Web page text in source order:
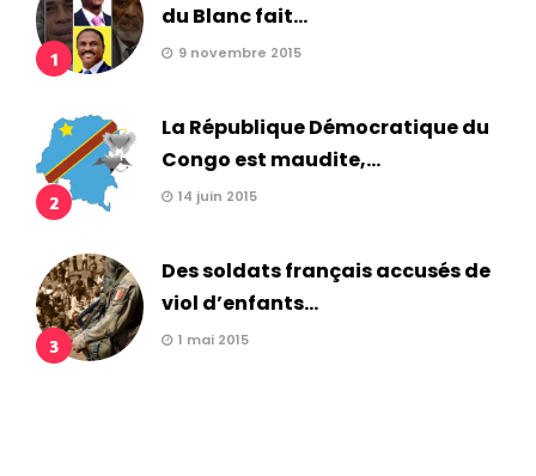
1
du Blanc fait...
9 novembre 2015
2
La République Démocratique du
Congo est maudite,...
14 juin 2015
3
Des soldats français accusés de
viol d’enfants...
1 mai 2015